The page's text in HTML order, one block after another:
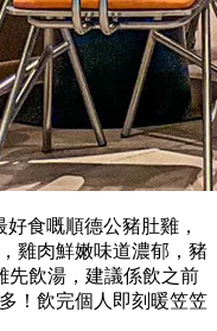
食嘅順德公豬肚雞，
雞肉鮮嫩味道濃郁，豬
先飲湯，建議係飲之前
！飲完個人即刻暖笠笠